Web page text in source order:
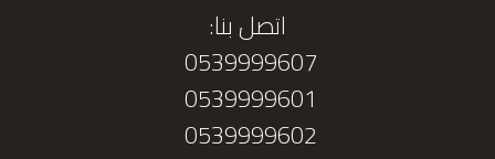
اتصل بنا:
0539999607
0539999601
0539999602